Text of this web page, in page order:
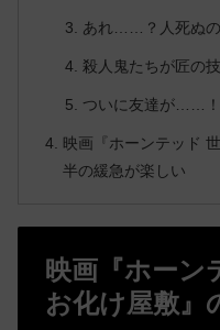
あれ……？人死ぬ
殺人鬼たちが匠の
ついに友達が……
映画『ホーンテッド
半の緩急が楽しい
映画『ホーン
お化け屋敷』